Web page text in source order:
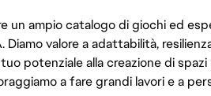
un ampio catalogo di giochi ed
valore a adattabilità,
potenziale alla creazione di
a fare grandi lavori e a